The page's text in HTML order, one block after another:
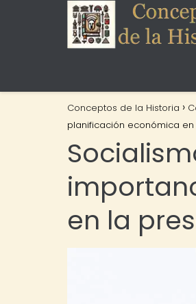
Conceptos de la Historia
planificación económica
en la